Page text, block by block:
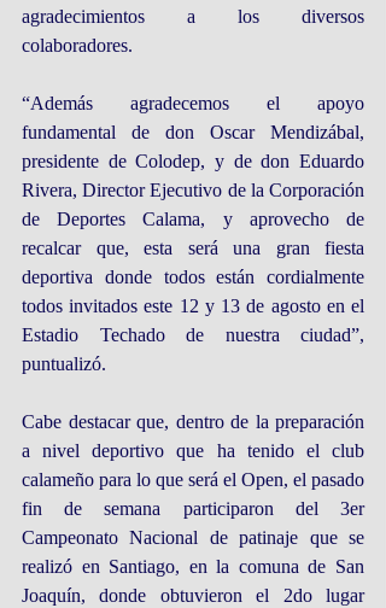
agradecimientos a los diversos
colaboradores.
“Además agradecemos el apoyo
fundamental de don Oscar Mendizábal,
presidente de Colodep, y de don Eduardo
Rivera, Director Ejecutivo de la Corporación
de Deportes Calama, y aprovecho de
recalcar que, esta será una gran fiesta
deportiva donde todos están cordialmente
todos invitados este 12 y 13 de agosto en el
Estadio Techado de nuestra ciudad”,
puntualizó.
Cabe destacar que, dentro de la preparación
a nivel deportivo que ha tenido el club
calameño para lo que será el Open, el pasado
fin de semana participaron del 3er
Campeonato Nacional de patinaje que se
realizó en Santiago, en la comuna de San
Joaquín, donde obtuvieron el 2do lugar